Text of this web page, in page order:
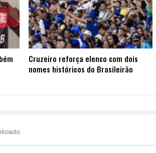
Cruzeiro reforça elenco com dois
nomes históricos do Brasileirão